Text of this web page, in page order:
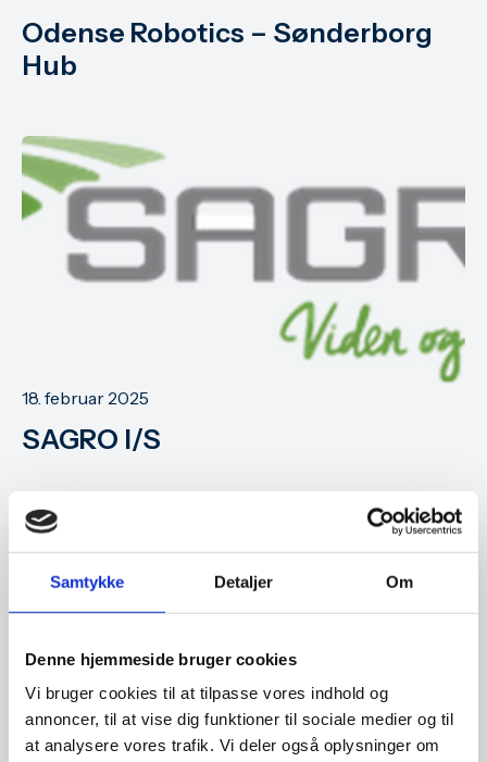
Samtykke Detaljer Om
Denne hjemmeside bruger cookies
Vi bruger cookies til at tilpasse vores indhold og
annoncer, til at vise dig funktioner til sociale medier og til
at analysere vores trafik. Vi deler også oplysninger om
Odense Robotics – Sønderborg
Hub
SAGRO I/S
18. februar 2025